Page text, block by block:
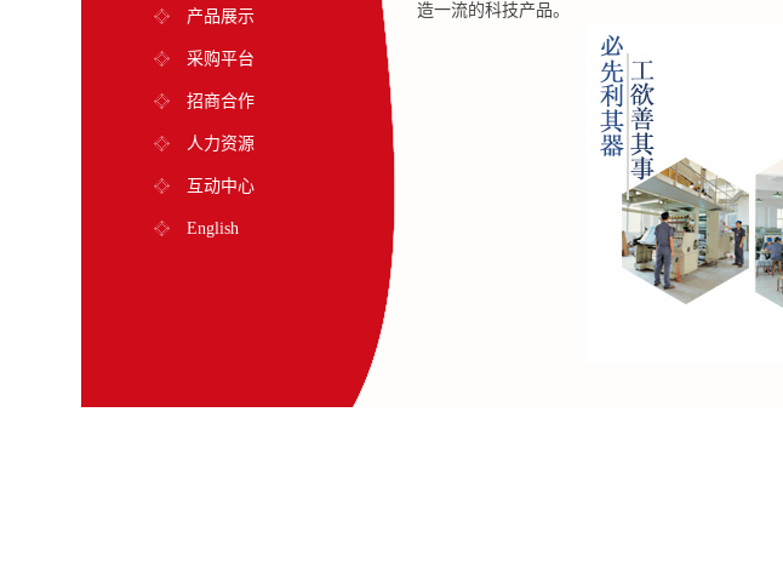
产品展示
采购平台
招商合作
人力资源
互动中心
English
造一流的科技产品。